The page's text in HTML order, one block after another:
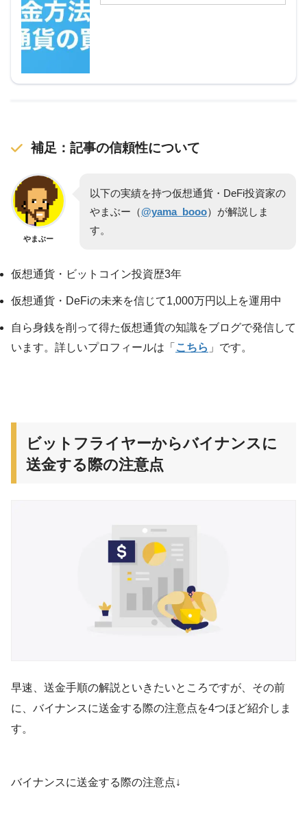
補足：記事の信頼性について
やまぶー
以下の実績を持つ仮想通貨・DeFi投資家の
やまぶー（@yama_booo）が解説しま
す。
仮想通貨・ビットコイン投資歴3年
仮想通貨・DeFiの未来を信じて1,000万円以上を運用中
自ら身銭を削って得た仮想通貨の知識をブログで発信して
います。詳しいプロフィールは「 こちら 」です。
ビットフライヤーからバイナンスに
送金する際の注意点
早速、送金手順の解説といきたいところですが、その前
に、バイナンスに送金する際の注意点を4つほど紹介しま
す。
バイナンスに送金する際の注意点↓